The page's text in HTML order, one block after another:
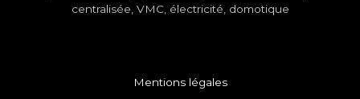
centralisée, VMC, électricité, domotique
Mentions légales